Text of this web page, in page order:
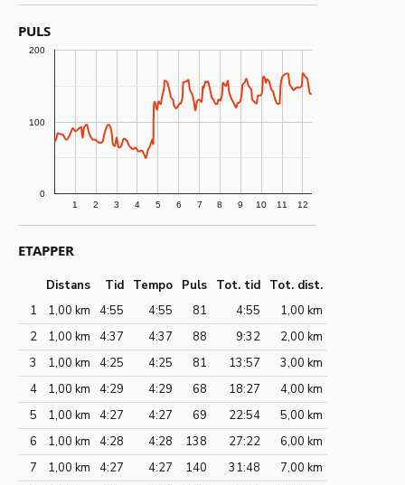
PULS
1 2 3 4 5 6 7 8 9 10 11 12
0
100
200
ETAPPER
Distans Tid Tempo Puls Tot. tid
Tot. dist.
1
1,00 km 4:55 4:55 81 4:55
1,00 km
2
1,00 km 4:37 4:37 88 9:32
2,00 km
3
1,00 km 4:25 4:25 81 13:57
3,00 km
4
1,00 km 4:29 4:29 68 18:27
4,00 km
5
1,00 km 4:27 4:27 69 22:54
5,00 km
6
1,00 km 4:28 4:28 138 27:22
6,00 km
7
1,00 km 4:27 4:27 140 31:48
7,00 km